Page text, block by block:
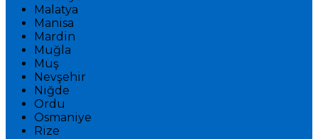
Malatya
Manisa
Mardin
Muğla
Muş
Nevşehir
Niğde
Ordu
Osmaniye
Rize